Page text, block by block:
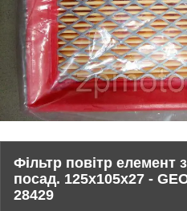
Фільтр повітр елемент
посад. 125x105x27 -
28429